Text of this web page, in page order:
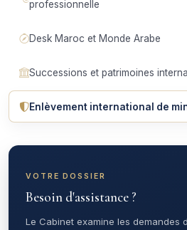
professionnelle
Desk Maroc et Monde Arabe
Successions et patrimoines
Enlèvement international de
VOTRE DOSSIER
Besoin d'assistance ?
Le Cabinet examine les demandes